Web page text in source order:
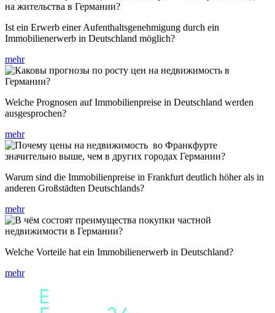
Ist ein Erwerb einer Aufenthaltsgenehmigung durch ein
Immobilienerwerb in Deutschland möglich?
mehr
Welche Prognosen auf Immobilienpreise in Deutschland werden
ausgesprochen?
mehr
Warum sind die Immobilienpreise in Frankfurt deutlich höher als in
anderen Großstädten Deutschlands?
mehr
Welche Vorteile hat ein Immobilienerwerb in Deutschland?
mehr